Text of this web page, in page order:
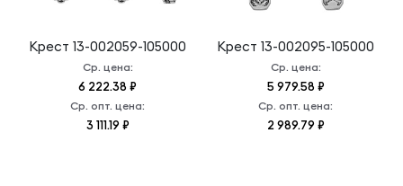
Крест 13-002059-105000
Ср. цена:
6 222.38 ₽
Ср. опт. цена:
3 111.19 ₽
Крест 13-002095-105000
Ср. цена:
5 979.58 ₽
Ср. опт. цена:
2 989.79 ₽